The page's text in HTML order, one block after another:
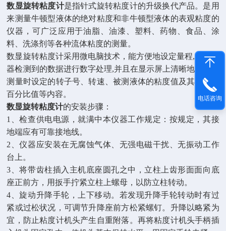
数显旋转粘度计是指针式旋转粘度计的升级换代产品。是用
来测量牛顿型液体的绝对粘度和非牛顿型液体的表观粘度的
仪器，可广泛应用于油脂、油漆、塑料、药物、食品、涂
料、洗涤剂等各种流体粘度的测量。
数显旋转粘度计采用微电脑技术，能方便地设定量程,对传感
器检测到的数据进行数字处理,并且在显示屏上清晰地显示出
测量时设定的转子号、转速、被测液体的粘度值及其满量程
百分比值等内容。
数显旋转粘度计的安装步骤：
1
、检查供电电源，就满中本仪器工作规定：按规定，其接
地端应有可靠接地线。
2 、仪器应安装在无腐蚀气体、无强电磁干扰、无振动工作
台上。
3 、将带齿柱插入主机底座圆孔之中，立柱上齿形面面向底
座正前方，用扳手拧紧立柱上螺母，以防立柱转动。
4 、旋动升降手轮，上下移动。若发现升降手轮转动时有过
紧或过松状况，可调节升降座前方松紧螺钉。升降以略紧为
宜，防止粘度计机头产生自重附落。再将粘度计机头手柄插
电话咨询